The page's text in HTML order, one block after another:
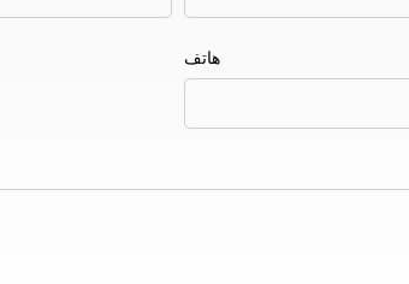
هاتف